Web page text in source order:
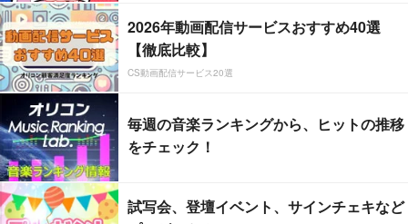
2026年動画配信サービスおすすめ40選
【徹底比較】
CS動画配信サービス20選
毎週の音楽ランキングから、ヒットの推移
をチェック！
試写会、登壇イベント、サインチェキなど